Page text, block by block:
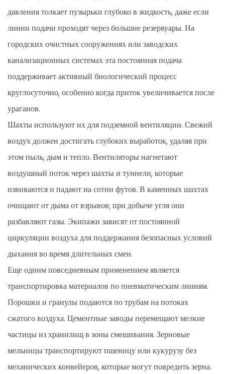
давления толкает пузырьки глубоко в жидкость, даже если
линии подачи проходят через большие резервуары. На
городских очистных сооружениях или заводских
канализационных системах эта постоянная подача
поддерживает активный биологический процесс
круглосуточно, особенно когда приток увеличивается после
ураганов.
Шахты используют их для подземной вентиляции. Свежий
воздух должен достигать глубоких выработок, удаляя при
этом пыль, дым и тепло. Вентиляторы нагнетают
воздушный поток через шахты и туннели, которые
извиваются и падают на сотни футов. В каменных шахтах
очищают от дыма от взрывов; при добыче угля они
разбавляют газы. Экипажи зависят от постоянной
циркуляции воздуха для поддержания безопасных условий
дыхания во время длительных смен.
Еще одним повседневным применением является
транспортировка материалов по пневматическим линиям.
Порошки и гранулы подаются по трубам на потоках
сжатого воздуха. Цементные заводы перемещают мелкие
частицы из хранилищ в зоны смешивания. Зерновые
мельницы транспортируют пшеницу или кукурузу без
механических конвейеров, которые могут повредить зерна.